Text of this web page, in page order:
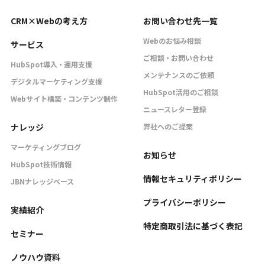
CRM×Webの考え方
サービス
HubSpot導入・運用支援
デジタルマーケティング支援
Webサイト構築・コンテンツ制作
ナレッジ
マーケティングブログ
HubSpot技術情報
JBNナレッジベース
実績紹介
セミナー
ノウハウ資料
お問い合わせ先一覧
Webのお悩み相談
ご相談・お問い合わせ
メンテナンスのご依頼
HubSpot活用のご相談
ニュースレター登録
弊社へのご提案
お知らせ
情報セキュリティポリシー
プライバシーポリシー
特定商取引法に基づく表記